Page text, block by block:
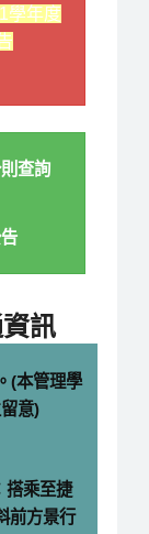
學年度
查詢
訊
(本管理學
意)
搭乘至捷
前方景行